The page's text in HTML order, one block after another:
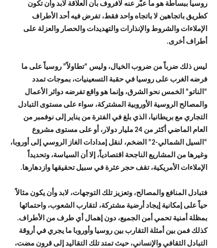
روسيا ببساطة هو ما عبّر عنه لافروف بأن العلاقة لابد وأن تكون
كطريق باتجاهين لا باتجاه واحد فقط، تفرض فيه أحد الأطراف
الإملاءات والشروط والإنذارات والتهديدات والحصار والعزلة على
أطراف أخرى.
ليس ذلك ضرباً من ضروب الخيال، وليس “تطاولاً” روسياً على ما
فرضه الغرب على روسيا في حقبة التسعينيات، بموجات تمدد
“الناتو” الخمس نحو الشرق، وإنما هو واقع تفرضه دوائر الأعمال
والمصالح الروسية الأوروبية المشتركة، سواء على مستوى التبادل
التجاري مع بريطانيا، الذي بلغ في الفترة من يناير إلى نوفمبر من
العام الماضي أكثر من 24 مليار دولار، أو على مستوى مشروع
“السيل الشمالي-2” الضخم، لنقل إمدادات الغاز الروسي إلى أوروبا،
وغيرها من المشاريع الناجحة اقتصادياً، إلا أن السياسة، وتحديداً
الإملاءات الأمريكية، تقف حجر عثرة في سبيل تحقيقها وازدهارها.
فتبادل المنافع والمصالح، وتعزيز تلك التوجهات، لابد وأن يكون مثالاً
حياً على إمكانية إيجاد أرضية مشتركة، لتقارب الشعوب، واحتمائها
بمظلة أمنية تحمي أمن الجميع، دون إهمال أي طرف من الأطراف.
كذلك فمن بين أمثلة التقارب بين روسيا وأوروبا ما يجري في أروقة
التبادل الثقافي والإنساني، حيث تمتد تلك التقاليد إلى قرون مضت،